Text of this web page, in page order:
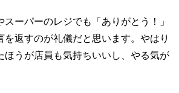
スーパーのレジでも「ありがとう！」
を返すのが礼儀だと思います。やはり
ほうが店員も気持ちいいし、やる気が